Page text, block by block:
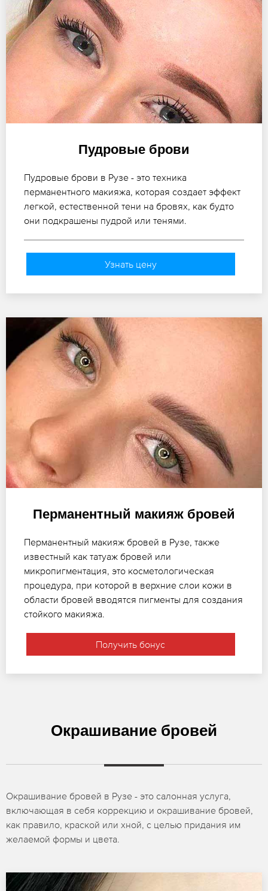
Пудровые брови
Пудровые брови в Рузе - это техника
перманентного макияжа, которая создает эффект
легкой, естественной тени на бровях, как будто
они подкрашены пудрой или тенями.
Узнать цену
Перманентный макияж бровей
Перманентный макияж бровей в Рузе, также
известный как татуаж бровей или
микропигментация, это косметологическая
процедура, при которой в верхние слои кожи в
области бровей вводятся пигменты для создания
стойкого макияжа.
Получить бонус
Окрашивание бровей
Окрашивание бровей в Рузе - это салонная услуга,
включающая в себя коррекцию и окрашивание бровей,
как правило, краской или хной, с целью придания им
желаемой формы и цвета.